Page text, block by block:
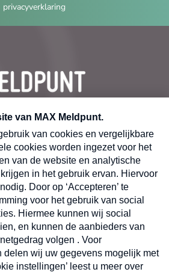
privacyverklaring
Volg ons op
X